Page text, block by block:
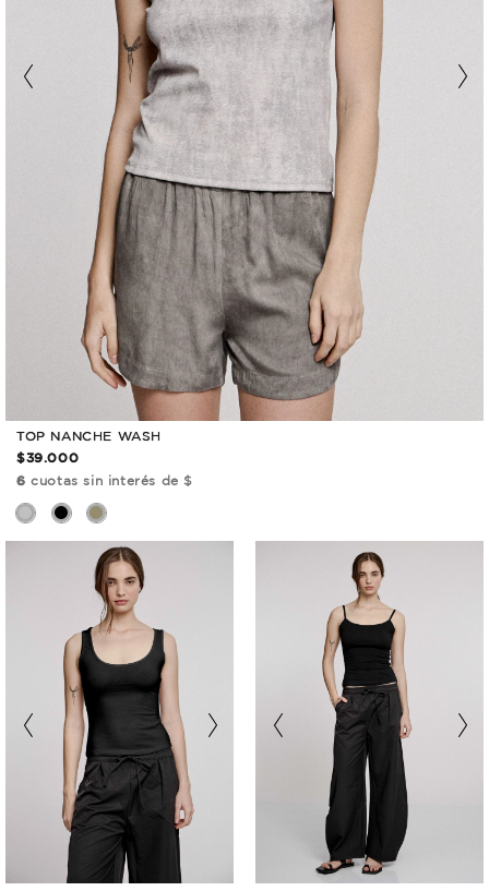
TOP NANCHE WASH
$39.000
6 cuotas sin interés de $